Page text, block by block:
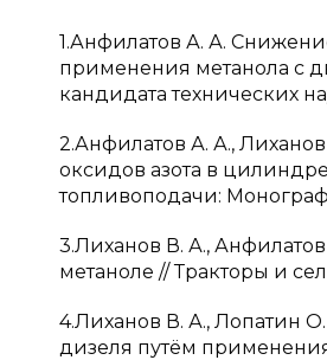
1.Анфилатов А. А.
применения метанола с
кандидата технических
2.Анфилатов А. А.,
оксидов азота в
топливоподачи:
3.Лиханов В. А.,
метаноле // Тракторы и
4.Лиханов В. А., Лопатин
дизеля путём